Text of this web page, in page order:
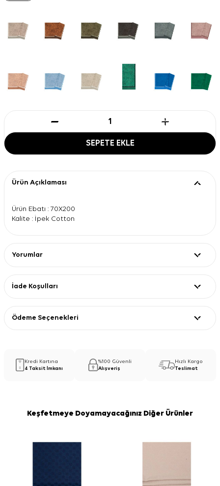
SEPETE EKLE
Ürün Açıklaması
Ürün Ebatı : 70X200
Kalite : İpek Cotton
Yorumlar
İade Koşulları
Ödeme Seçenekleri
Kredi Kartına
4 Taksit İmkanı
%100 Güvenli
Alışveriş
Hızlı Kargo
Teslimat
Keşfetmeye Doyamayacağınız Diğer Ürünler